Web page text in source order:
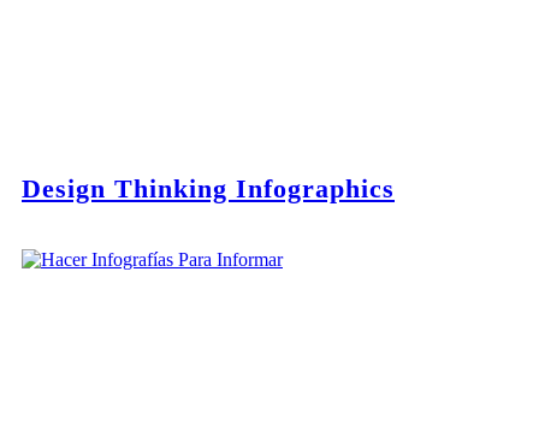
Design Thinking Infographics